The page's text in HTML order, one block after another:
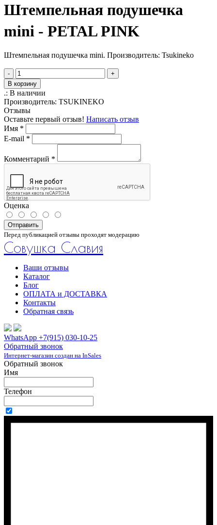
Штемпельная подушечка
mini - PETAL PINK
Штемпельная подушечка mini. Производитель: Tsukineko
-
+
В корзину
.: В наличии
Производитель: TSUKINEKO
Отзывы
Оставьте первый отзыв! Написать отзыв
Имя *
E-mail *
Комментарий *
Оценка
Отправить
Перед публикацией отзывы проходят модерацию
Совушка Славия
Ваши отзывы
Каталог
Блог
ОПЛАТА и ДОСТАВКА
Контакты
Обратная связь
WhatsApp +7(915) 030-10-25
Обратный звонок
Интернет-магазин создан на InSales
Обратный звонок
Имя
Телефон